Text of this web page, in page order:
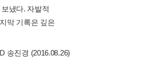
냈다. 자발적
막 기록은 깊은
송진경 (2016.08.26)